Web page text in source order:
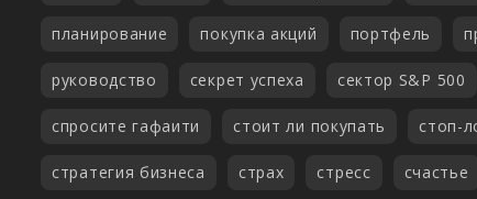
планирование покупка акций портфель
руководство секрет успеха сектор S&P 500
спросите гафаити стоит ли покупать стоп-
стратегия бизнеса страх стресс счастье